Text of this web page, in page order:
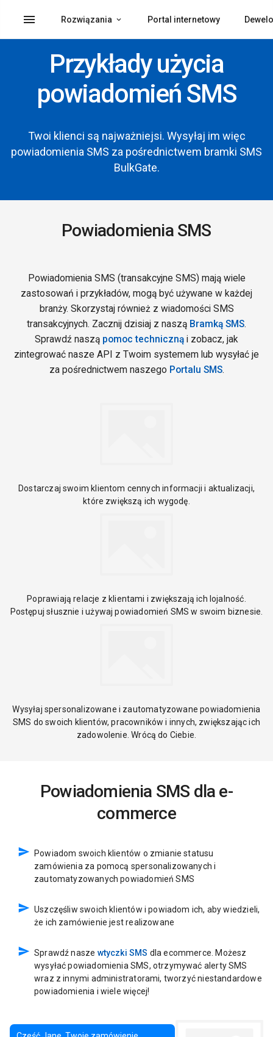
menu Rozwiązania Portal internetowy
Przykłady użycia
powiadomień SMS
Twoi klienci są najważniejsi. Wysyłaj im więc
powiadomienia SMS za pośrednictwem bramki SMS
BulkGate.
Powiadomienia SMS
Powiadomienia SMS (transakcyjne SMS) mają wiele
zastosowań i przykładów, mogą być używane w każdej
branży. Skorzystaj również z wiadomości SMS
transakcyjnych. Zacznij dzisiaj z naszą Bramką SMS.
Sprawdź naszą pomoc techniczną i zobacz, jak
zintegrować nasze API z Twoim systemem lub wysyłać je
za pośrednictwem naszego Portalu SMS.
Dostarczaj swoim klientom cennych informacji i aktualizacji,
które zwiększą ich wygodę.
Poprawiają relacje z klientami i zwiększają ich lojalność.
Postępuj słusznie i używaj powiadomień SMS w swoim biznesie.
Wysyłaj spersonalizowane i zautomatyzowane powiadomienia
SMS do swoich klientów, pracowników i innych, zwiększając ich
zadowolenie. Wrócą do Ciebie.
Powiadomienia SMS dla e-
commerce
Powiadom swoich klientów o zmianie statusu
zamówienia za pomocą spersonalizowanych i
zautomatyzowanych powiadomień SMS
Uszczęśliw swoich klientów i powiadom ich, aby wiedzieli,
że ich zamówienie jest realizowane
Sprawdź nasze wtyczki SMS dla ecommerce. Możesz
wysyłać powiadomienia SMS, otrzymywać alerty SMS
wraz z innymi administratorami, tworzyć niestandardowe
powiadomienia i wiele więcej!